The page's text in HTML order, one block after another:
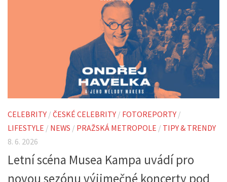
CELEBRITY / ČESKÉ CELEBRITY / FOTOREPORTY /
LIFESTYLE / NEWS / PRAŽSKÁ METROPOLE / TIPY & TRENDY
8. 6. 2026
Letní scéna Musea Kampa uvádí pro